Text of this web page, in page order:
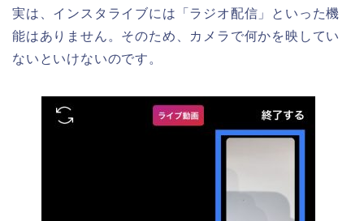
実は、インスタライブには「ラジオ配信」といった機
能はありません。そのため、カメラで何かを映してい
ないといけないのです。